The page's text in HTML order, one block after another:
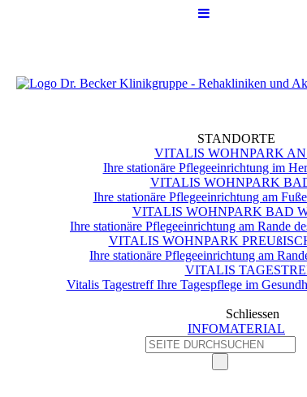
STANDORTE
VITALIS WOHNPARK
Ihre stationäre Pflegeeinrichtung im
VITALIS WOHNPARK
Ihre stationäre Pflegeeinrichtung am
VITALIS WOHNPARK BAD
Ihre stationäre Pflegeeinrichtung am Rande
VITALIS WOHNPARK
Ihre stationäre Pflegeeinrichtung am
VITALIS
Vitalis Tagestreff Ihre Tagespflege im
Schliessen
INFOMATERIAL